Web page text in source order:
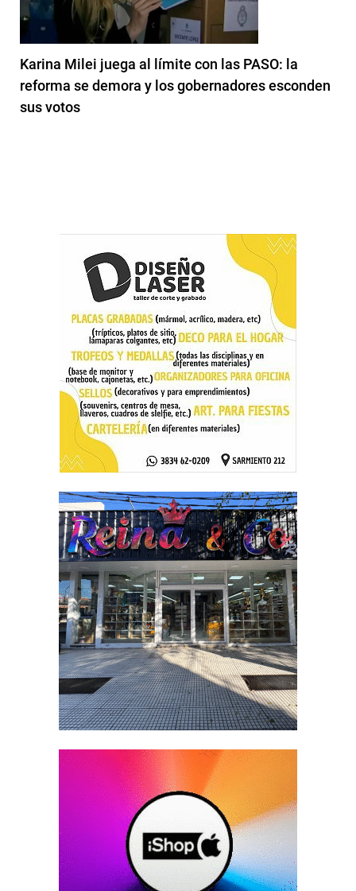
Karina Milei juega al límite con las PASO: la
reforma se demora y los gobernadores esconden
sus votos